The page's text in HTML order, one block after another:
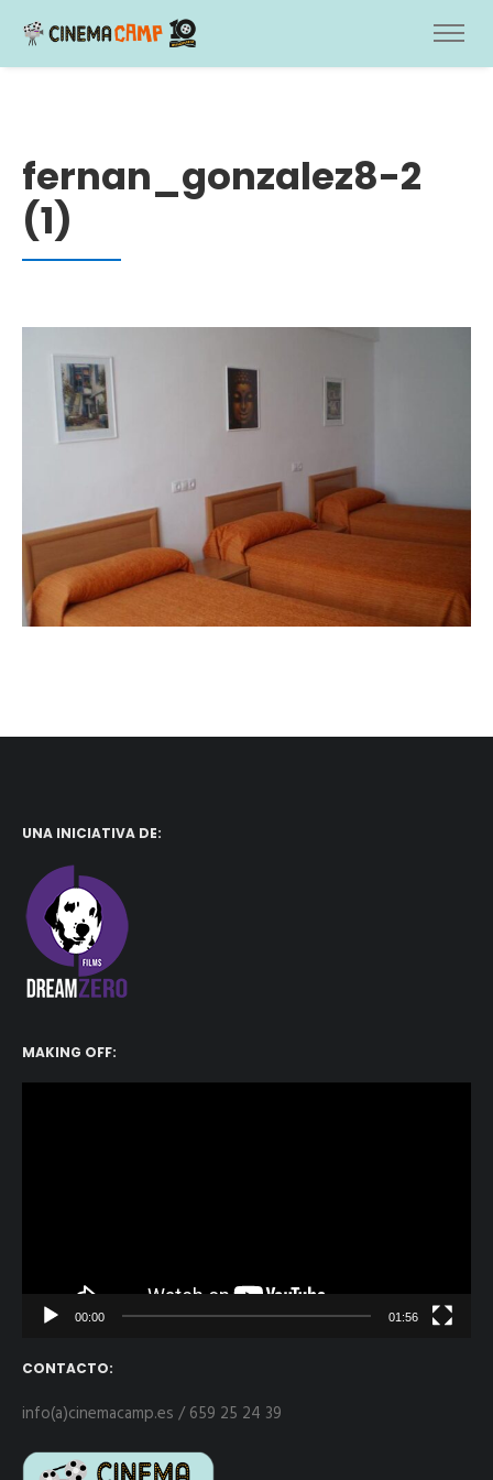
fernan_gonzalez8-2
(1)
UNA INICIATIVA DE:
MAKING OFF:
00:00 01:56
CONTACTO:
info(a)cinemacamp.es / 659 25 24 39